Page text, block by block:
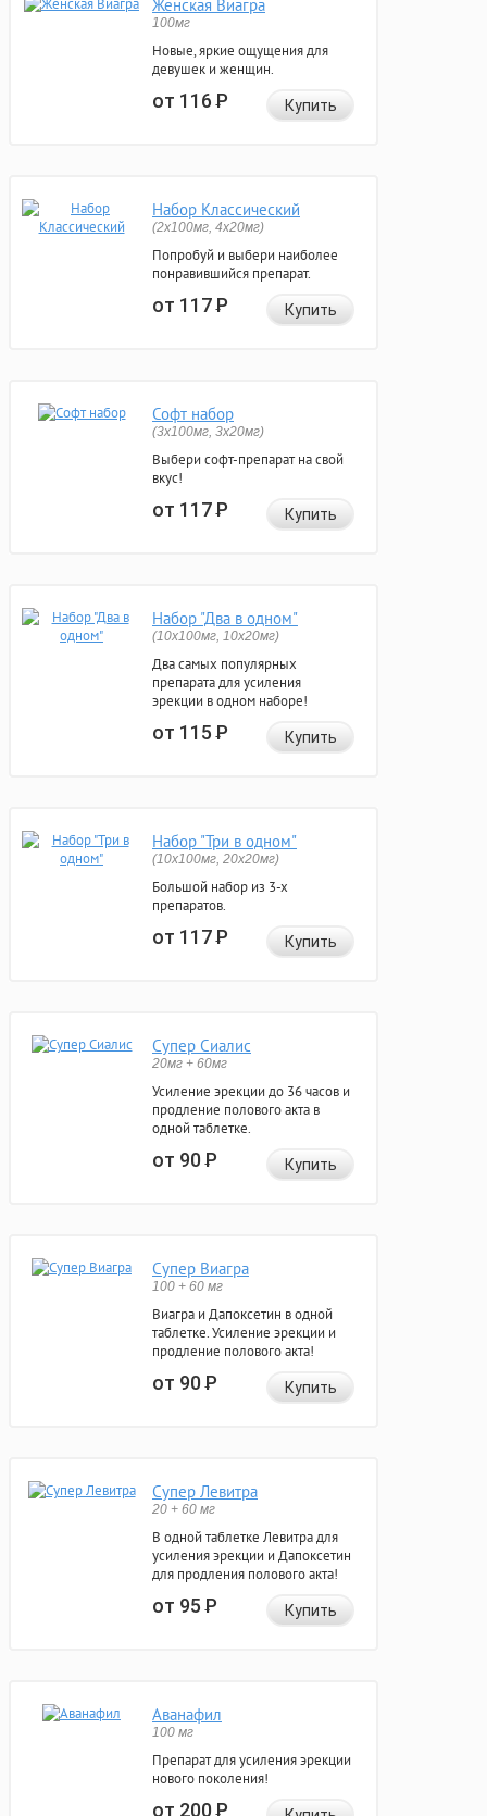
Женская Виагра
100мг
Новые, яркие ощущения для
девушек и женщин.
от 116Р Купить
Набор Классический
(2x100мг, 4x20мг)
Попробуй и выбери наиболее
понравившийся препарат.
от 117Р Купить
Софт набор
(3x100мг, 3x20мг)
Выбери софт-препарат на свой
вкус!
от 117Р Купить
Набор "Два в одном"
(10x100мг, 10x20мг)
Два самых популярных
препарата для усиления
эрекции в одном наборе!
от 115Р Купить
Набор "Три в одном"
(10x100мг, 20x20мг)
Большой набор из 3-х
препаратов.
от 117Р Купить
Супер Сиалис
20мг + 60мг
Усиление эрекции до 36 часов и
продление полового акта в
одной таблетке.
от 90Р Купить
Супер Виагра
100 + 60 мг
Виагра и Дапоксетин в одной
таблетке. Усиление эрекции и
продление полового акта!
от 90Р Купить
Супер Левитра
20 + 60 мг
В одной таблетке Левитра для
усиления эрекции и Дапоксетин
для продления полового акта!
от 95Р Купить
Аванафил
100 мг
Препарат для усиления эрекции
нового поколения!
от 200Р